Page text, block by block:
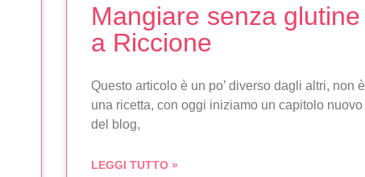
Mangiare senza glutine
a Riccione
Questo articolo è un po’ diverso dagli altri, non è
una ricetta, con oggi iniziamo un capitolo nuovo
del blog,
LEGGI TUTTO »